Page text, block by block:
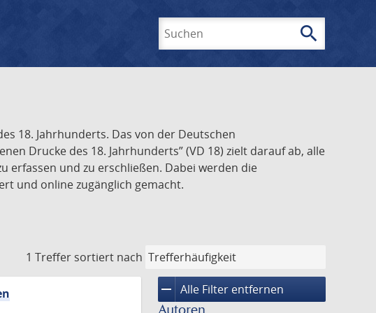
search
18. Jahrhunderts. Das von der Deutschen
Drucke des 18. Jahrhunderts” (VD 18) zielt darauf ab, alle
erfassen und zu erschließen. Dabei werden die
und online zugänglich gemacht.
1 Treffer sortiert nach
remove Alle Filter entfernen